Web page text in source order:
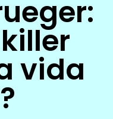
vida